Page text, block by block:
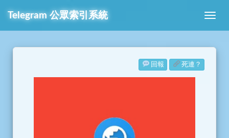
Telegram 公眾索引系統
回報 死連？